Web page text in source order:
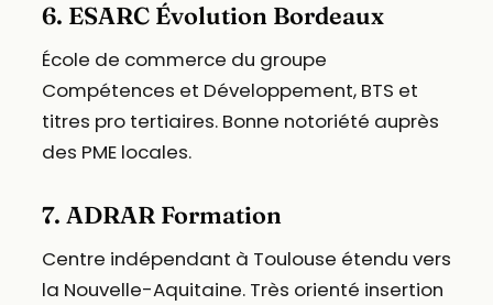
6. ESARC Évolution Bordeaux
École de commerce du groupe
Compétences et Développement, BTS et
titres pro tertiaires. Bonne notoriété auprès
des PME locales.
7. ADRAR Formation
Centre indépendant à Toulouse étendu vers
la Nouvelle-Aquitaine. Très orienté insertion